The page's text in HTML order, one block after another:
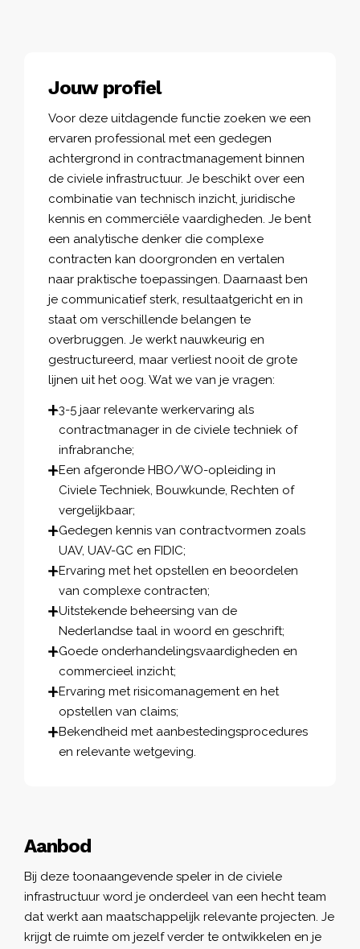
Aanbod
Bij deze toonaangevende speler in de civiele
infrastructuur word je onderdeel van een hecht team
dat werkt aan maatschappelijk relevante projecten. Je
krijgt de ruimte om jezelf verder te ontwikkelen en je
Jouw profiel
Voor deze uitdagende functie zoeken we een
ervaren professional met een gedegen
achtergrond in contractmanagement binnen
de civiele infrastructuur. Je beschikt over een
combinatie van technisch inzicht, juridische
kennis en commerciële vaardigheden. Je bent
een analytische denker die complexe
contracten kan doorgronden en vertalen
naar praktische toepassingen. Daarnaast ben
je communicatief sterk, resultaatgericht en in
staat om verschillende belangen te
overbruggen. Je werkt nauwkeurig en
gestructureerd, maar verliest nooit de grote
lijnen uit het oog. Wat we van je vragen:
3-5 jaar relevante werkervaring als
contractmanager in de civiele techniek of
infrabranche;
Een afgeronde HBO/WO-opleiding in
Civiele Techniek, Bouwkunde, Rechten of
vergelijkbaar;
Gedegen kennis van contractvormen zoals
UAV, UAV-GC en FIDIC;
Ervaring met het opstellen en beoordelen
van complexe contracten;
Uitstekende beheersing van de
Nederlandse taal in woord en geschrift;
Goede onderhandelingsvaardigheden en
commercieel inzicht;
Ervaring met risicomanagement en het
opstellen van claims;
Bekendheid met aanbestedingsprocedures
en relevante wetgeving.